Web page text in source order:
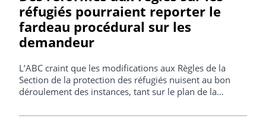
réfugiés pourraient reporter le
fardeau procédural sur les
demandeur
L’ABC craint que les modifications aux Règles de la
Section de la protection des réfugiés nuisent au bon
déroulement des instances, tant sur le plan de la